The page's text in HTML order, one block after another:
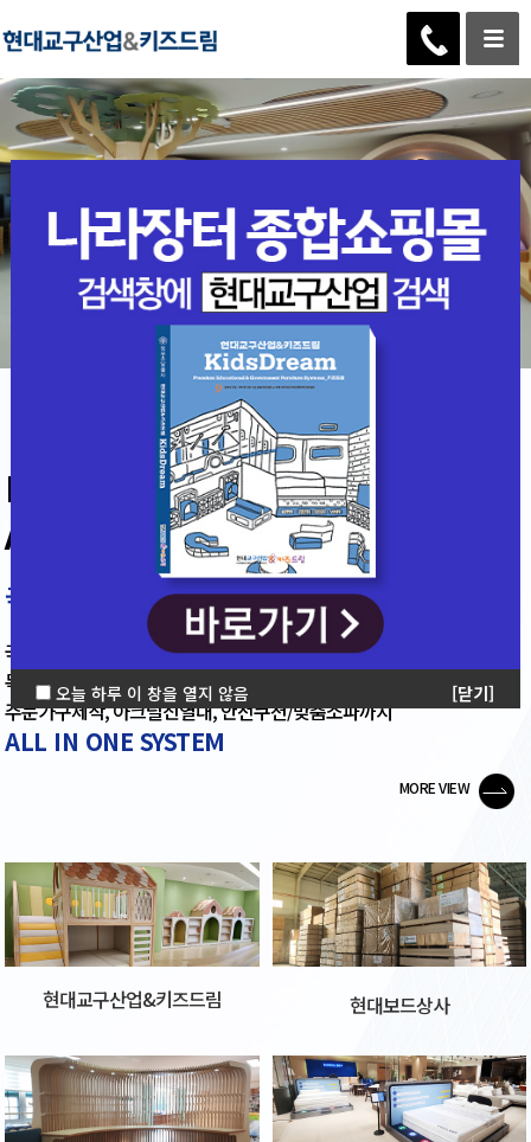
오늘 하루 이 창을 열지 않음 [닫기]
자재 구매부터 CNC 가공, 맞춤가구까지 한번에 제작하여
시간과 비용을 절약하며 합리적인 가격으로 최고의 솔루션 제공
HCB현대산업
ALL IN ONE SYSTEM
국내 최대 합판 수입/유통, 주문가구제작
국내 최대 자작합판(E0) 가공업체
목재 수입/유통 오버레이, CNC가공/UV인쇄,
주문가구제작, 아크릴진열대, 안전쿠션/맞춤소파까지
ALL IN ONE SYSTEM
MORE VIEW
현대교구산업&키즈드림 현대보드상사